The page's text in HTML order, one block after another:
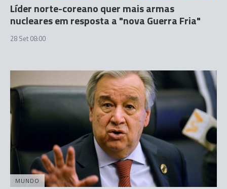
Líder norte-coreano quer mais armas
nucleares em resposta a "nova Guerra Fria"
28 Set 08:00
MUNDO